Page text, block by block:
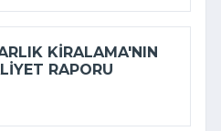
KIRALAMA'NIN
RAPORU